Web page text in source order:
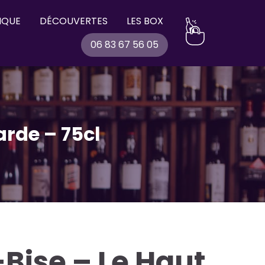
DÉCOUVERTES
LES BOX
06 83 67 56 05
– 75cl